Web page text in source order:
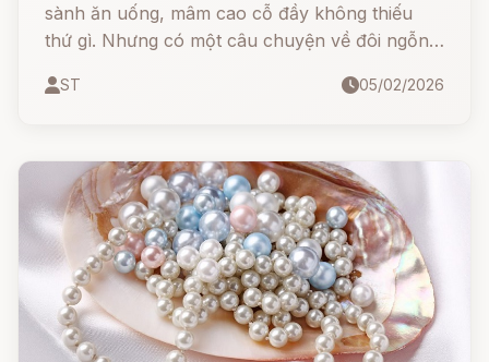
sành ăn uống, mâm cao cỗ đầy không thiếu
thứ gì. Nhưng có một câu chuyện về đôi ngỗng
quen của loài vật này mãi về sau...
ST 05/02/2026